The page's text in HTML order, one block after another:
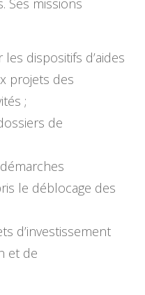
Ses missions
dispositifs d’aides
projets des
;
de
le déblocage des
d’investissement
et de